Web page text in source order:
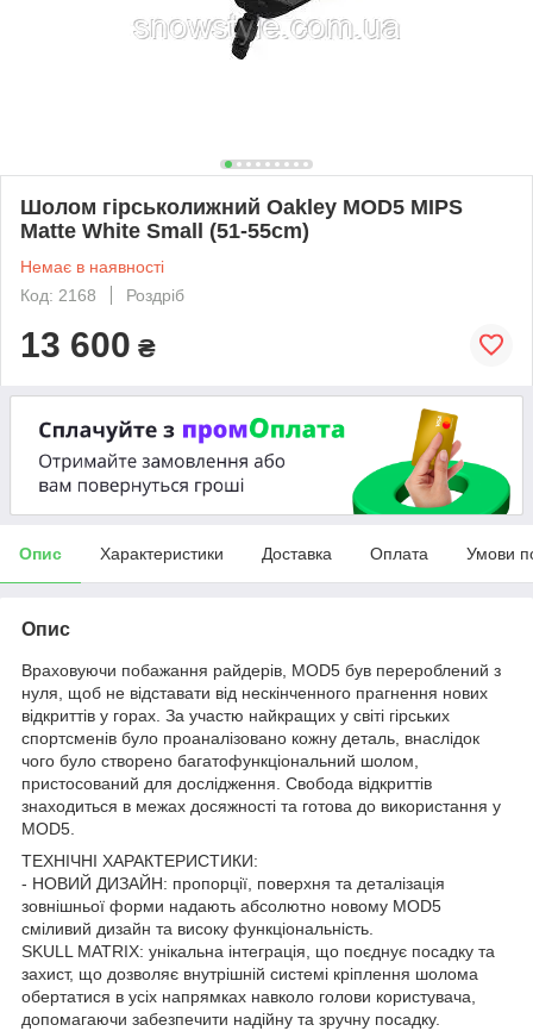
Шолом гірськолижний Oakley MOD5 MIPS
Matte White Small (51-55cm)
Немає в наявності
Код: 2168
Роздріб
13 600 ₴
Опис Характеристики Доставка Оплата Умови
Опис
Враховуючи побажання райдерів, MOD5 був перероблений з
нуля, щоб не відставати від нескінченного прагнення нових
відкриттів у горах. За участю найкращих у світі гірських
спортсменів було проаналізовано кожну деталь, внаслідок
чого було створено багатофункціональний шолом,
пристосований для дослідження. Свобода відкриттів
знаходиться в межах досяжності та готова до використання у
MOD5.
ТЕХНІЧНІ ХАРАКТЕРИСТИКИ:
- НОВИЙ ДИЗАЙН: пропорції, поверхня та деталізація
зовнішньої форми надають абсолютно новому MOD5
сміливий дизайн та високу функціональність.
SKULL MATRIX: унікальна інтеграція, що поєднує посадку та
захист, що дозволяє внутрішній системі кріплення шолома
обертатися в усіх напрямках навколо голови користувача,
допомагаючи забезпечити надійну та зручну посадку.